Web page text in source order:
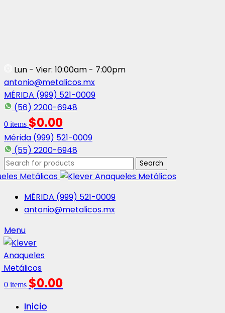
Lun - Vier: 10:00am - 7:00pm
antonio@metalicos.mx
MÉRIDA (999) 521-0009
(56) 2200-6948
0 items $0.00
Mérida (999) 521-0009
(55) 2200-6948
Search
MÉRIDA (999) 521-0009
antonio@metalicos.mx
Menu
0 items $0.00
Inicio